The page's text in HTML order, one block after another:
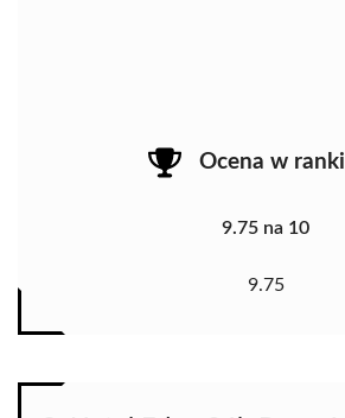
Ocena w
9.75 na 10
9.75